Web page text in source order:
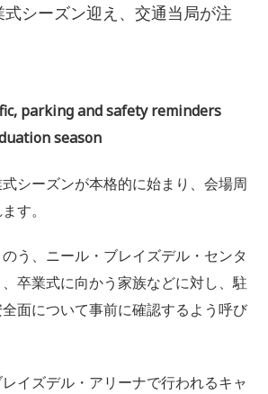
式シーズン迎え、交通当局が注
parking and safety reminders
season
シーズンが本格的に始まり、会場周
す。
う、ニール・ブレイズデル・センタ
卒業式に向かう家族などに対し、駐
面について事前に確認するよう呼び
イズデル・アリーナで行われるキャ